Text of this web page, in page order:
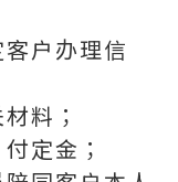
户办理信
料；
定金；